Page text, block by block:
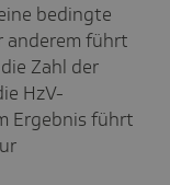
bedingte
anderem führt
Zahl der
HzV-
Ergebnis führt